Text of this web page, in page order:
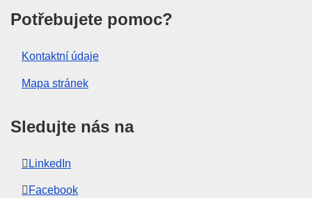
Potřebujete pomoc?
Kontaktní údaje
Mapa stránek
Sledujte nás na
LinkedIn
Facebook